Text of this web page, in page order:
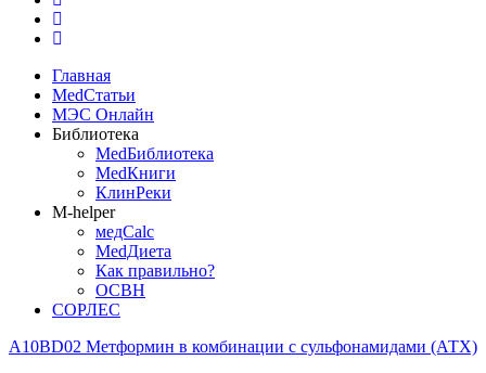
Главная
MedСтатьи
МЭС Онлайн
Библиотека
MedБиблиотека
MedКниги
КлинРеки
M-helper
медCalc
MedДиета
Как правильно?
ОСВН
СОРЛЕС
A10BD02 Метформин в комбинации с сульфонамидами (АТХ)